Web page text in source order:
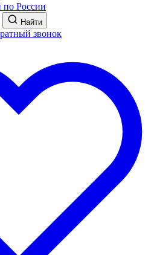
России
Найти
звонок